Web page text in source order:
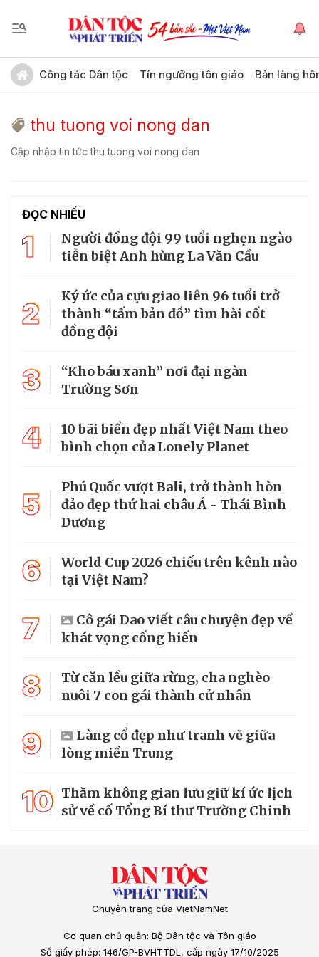
Công tác Dân tộc Tín ngưỡng tôn giáo Bản làng
thu tuong voi nong dan
Cập nhập tin tức thu tuong voi nong dan
ĐỌC NHIỀU
1
Người đồng đội 99 tuổi nghẹn ngào
tiễn biệt Anh hùng La Văn Cầu
2
Ký ức của cựu giao liên 96 tuổi trở
thành “tấm bản đồ” tìm hài cốt
đồng đội
3
“Kho báu xanh” nơi đại ngàn
Trường Sơn
4
10 bãi biển đẹp nhất Việt Nam theo
bình chọn của Lonely Planet
5
Phú Quốc vượt Bali, trở thành hòn
đảo đẹp thứ hai châu Á - Thái Bình
Dương
6
World Cup 2026 chiếu trên kênh nào
tại Việt Nam?
7
Cô gái Dao viết câu chuyện đẹp về
khát vọng cống hiến
8
Từ căn lều giữa rừng, cha nghèo
nuôi 7 con gái thành cử nhân
9
Làng cổ đẹp như tranh vẽ giữa
lòng miền Trung
10 Thăm không gian lưu giữ kí ức lịch
sử về cố Tổng Bí thư Trường Chinh
Chuyên trang của VietNamNet
Cơ quan chủ quản: Bộ Dân tộc và Tôn giáo
Số giấy phép: 146/GP-BVHTTDL, cấp ngày 17/10/2025